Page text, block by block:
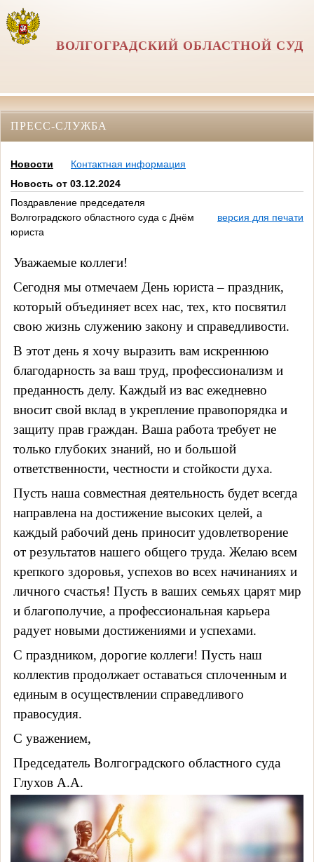
ВОЛГОГРАДСКИЙ ОБЛАСТНОЙ СУД
ПРЕСС-СЛУЖБА
Новости
Контактная информация
Новость от 03.12.2024
Поздравление председателя
Волгоградского областного суда с Днём
юриста
версия для печати
Уважаемые коллеги!
Сегодня мы отмечаем День юриста – праздник,
который объединяет всех нас, тех, кто посвятил
свою жизнь служению закону и справедливости.
В этот день я хочу выразить вам искреннюю
благодарность за ваш труд, профессионализм и
преданность делу. Каждый из вас ежедневно
вносит свой вклад в укрепление правопорядка и
защиту прав граждан. Ваша работа требует не
только глубоких знаний, но и большой
ответственности, честности и стойкости духа.
Пусть наша совместная деятельность будет всегда
направлена на достижение высоких целей, а
каждый рабочий день приносит удовлетворение
от результатов нашего общего труда. Желаю всем
крепкого здоровья, успехов во всех начинаниях и
личного счастья! Пусть в ваших семьях царят мир
и благополучие, а профессиональная карьера
радует новыми достижениями и успехами.
С праздником, дорогие коллеги! Пусть наш
коллектив продолжает оставаться сплоченным и
единым в осуществлении справедливого
правосудия.
С уважением,
Председатель Волгоградского областного суда
Глухов А.А.